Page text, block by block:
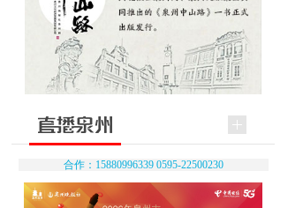
合作：15880996339 0595-22500230